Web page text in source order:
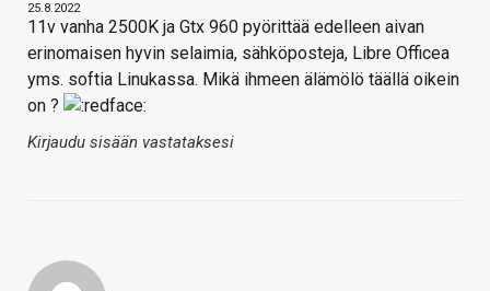
25.8.2022
11v vanha 2500K ja Gtx 960 pyörittää edelleen aivan
erinomaisen hyvin selaimia, sähköposteja, Libre Officea
yms. softia Linukassa. Mikä ihmeen älämölö täällä oikein
on ?
Kirjaudu sisään vastataksesi